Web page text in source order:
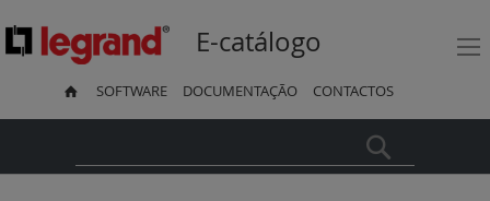
E-catálogo
SOFTWARE DOCUMENTAÇÃO CONTACTOS